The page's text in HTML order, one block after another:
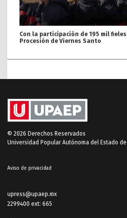
Con la participación de 195 mil
Procesión de Viernes Santo
© 2026 Derechos Reservados
Universidad Popular Autónoma del Estado
Aviso de privacidad
upress@upaep.mx
2299400 ext: 665